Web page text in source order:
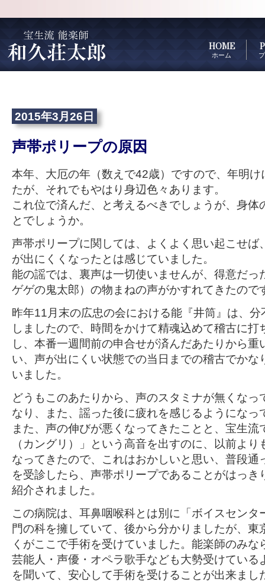
HOME
ホーム
2015年3月26日
声帯ポリープの原因
本年、大厄の年（数えで42歳）ですので、年明
たが、それでもやはり身辺色々あります。
これ位で済んだ、と考えるべきでしょうが、身体
とでしょうか。
声帯ポリープに関しては、よくよく思い起こせば
が出にくくなったとは感じていました。
能の謡では、裏声は一切使いませんが、得意だっ
ゲゲの鬼太郎）の物まねの声がかすれてきたので
昨年11月末の広忠の会における能『井筒』は、
しましたので、時間をかけて精魂込めて稽古に打
し、本番一週間前の申合せが済んだあたりから重
い、声が出にくい状態での当日までの稽古でかな
いました。
どうもこのあたりから、声のスタミナが無くなっ
なり、また、謡った後に疲れを感じるようになっ
また、声の伸びが悪くなってきたことと、宝生流
（カングリ）」という高音を出すのに、以前よ
なってきたので、これはおかしいと思い、普段通
を受診したら、声帯ポリープであることがはっき
紹介されました。
この病院は、耳鼻咽喉科とは別に「ボイスセンタ
門の科を擁していて、後から分かりましたが、東
くがここで手術を受けていました。能楽師のみな
芸能人・声優・オペラ歌手なども大勢受けている
を聞いて、安心して手術を受けることが出来まし